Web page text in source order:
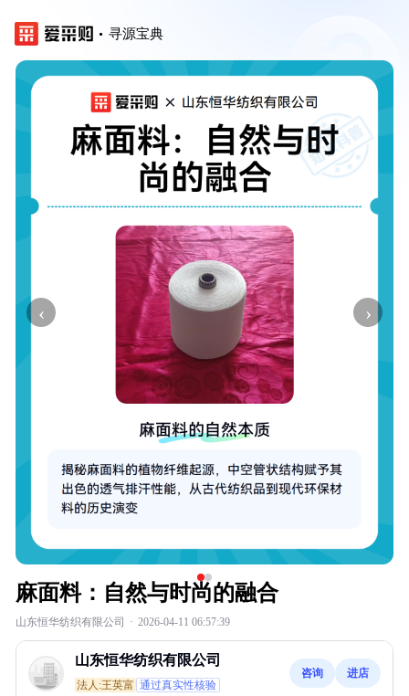
寻源宝典
‹ ›
麻面料：自然与时尚的融合
山东恒华纺织有限公司 · 2026-04-11 06:57:39
山东恒华纺织有限公司
法人:王英富 通过真实性核验
咨询 进店